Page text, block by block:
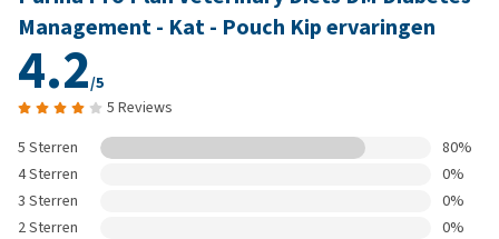
Management - Kat - Pouch Kip ervaringen
4.2/5
5 Reviews
5 Sterren
80%
4 Sterren
0%
3 Sterren
0%
2 Sterren
0%